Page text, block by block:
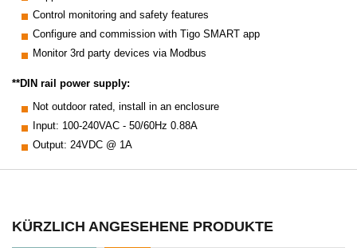
Control monitoring and safety features
Configure and commission with Tigo SMART app
Monitor 3rd party devices via Modbus
**DIN rail power supply:
Not outdoor rated, install in an enclosure
Input: 100-240VAC - 50/60Hz 0.88A
Output: 24VDC @ 1A
KÜRZLICH ANGESEHENE PRODUKTE